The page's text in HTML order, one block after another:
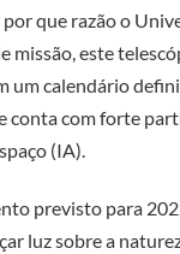
que razão o
missão, este
um calendário
conta com forte
(IA).
previsto para
luz sobre a